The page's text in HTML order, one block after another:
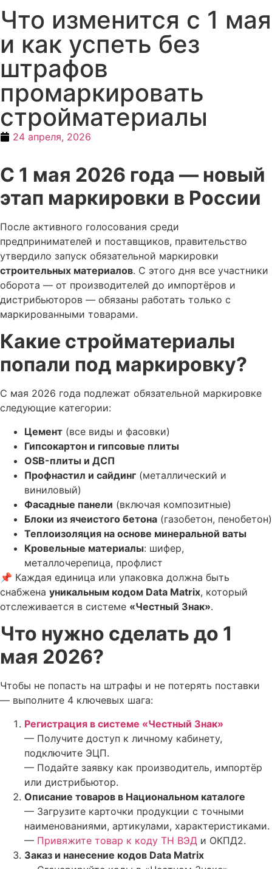
Что изменится с 1 мая
и как успеть без
штрафов
промаркировать
стройматериалы
24 апреля, 2026
С 1 мая 2026 года — новый
этап маркировки в России
После активного голосования среди
предпринимателей и поставщиков, правительство
утвердило запуск обязательной маркировки
строительных материалов. С этого дня все участники
оборота — от производителей до импортёров и
дистрибьюторов — обязаны работать только с
маркированными товарами.
Какие стройматериалы
попали под маркировку?
С мая 2026 года подлежат обязательной маркировке
следующие категории:
Цемент (все виды и фасовки)
Гипсокартон и гипсовые плиты
OSB-плиты и ДСП
Профнастил и сайдинг (металлический и
виниловый)
Фасадные панели (включая композитные)
Блоки из ячеистого бетона (газобетон, пенобетон)
Теплоизоляция на основе минеральной ваты
Кровельные материалы: шифер,
металлочерепица, профлист
📌 Каждая единица или упаковка должна быть
снабжена уникальным кодом Data Matrix, который
отслеживается в системе «Честный Знак».
Что нужно сделать до 1
мая 2026?
Чтобы не попасть на штрафы и не потерять поставки
— выполните 4 ключевых шага:
Регистрация в системе «Честный Знак»
— Получите доступ к личному кабинету,
подключите ЭЦП.
— Подайте заявку как производитель, импортёр
или дистрибьютор.
Описание товаров в Национальном каталоге
— Загрузите карточки продукции с точными
наименованиями, артикулами, характеристиками.
— Привяжите товар к коду ТН ВЭД и ОКПД2.
Заказ и нанесение кодов Data Matrix